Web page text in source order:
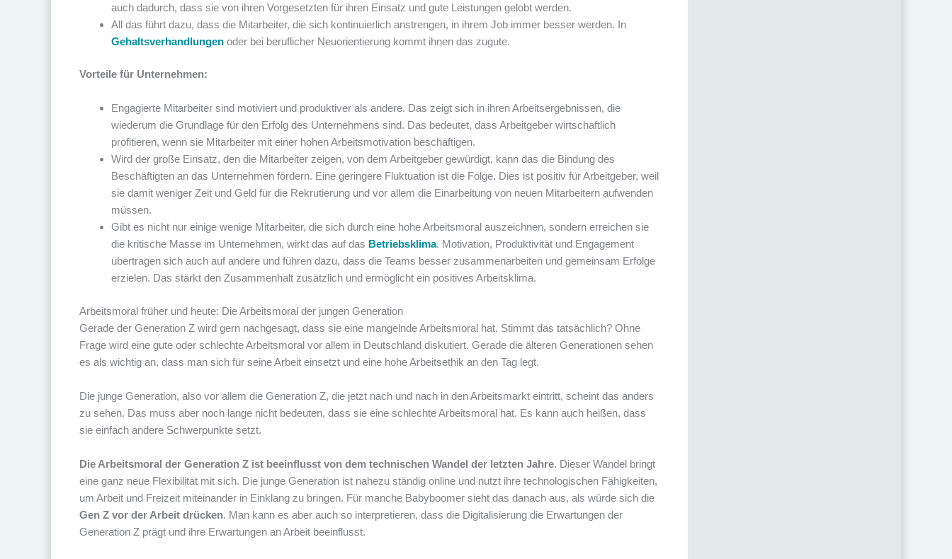
auch dadurch, dass sie von ihren Vorgesetzten für ihren Einsatz und gute Leistungen gelobt werden.
All das führt dazu, dass die Mitarbeiter, die sich kontinuierlich anstrengen, in ihrem Job immer besser werden. In
Gehaltsverhandlungen oder bei beruflicher Neuorientierung kommt ihnen das zugute.
Vorteile für Unternehmen:
Engagierte Mitarbeiter sind motiviert und produktiver als andere. Das zeigt sich in ihren Arbeitsergebnissen, die
wiederum die Grundlage für den Erfolg des Unternehmens sind. Das bedeutet, dass Arbeitgeber wirtschaftlich
profitieren, wenn sie Mitarbeiter mit einer hohen Arbeitsmotivation beschäftigen.
Wird der große Einsatz, den die Mitarbeiter zeigen, von dem Arbeitgeber gewürdigt, kann das die Bindung des
Beschäftigten an das Unternehmen fördern. Eine geringere Fluktuation ist die Folge. Dies ist positiv für Arbeitgeber, weil
sie damit weniger Zeit und Geld für die Rekrutierung und vor allem die Einarbeitung von neuen Mitarbeitern aufwenden
müssen.
Gibt es nicht nur einige wenige Mitarbeiter, die sich durch eine hohe Arbeitsmoral auszeichnen, sondern erreichen sie
die kritische Masse im Unternehmen, wirkt das auf das Betriebsklima. Motivation, Produktivität und Engagement
übertragen sich auch auf andere und führen dazu, dass die Teams besser zusammenarbeiten und gemeinsam Erfolge
erzielen. Das stärkt den Zusammenhalt zusätzlich und ermöglicht ein positives Arbeitsklima.
Arbeitsmoral früher und heute: Die Arbeitsmoral der jungen Generation
Gerade der Generation Z wird gern nachgesagt, dass sie eine mangelnde Arbeitsmoral hat. Stimmt das tatsächlich? Ohne
Frage wird eine gute oder schlechte Arbeitsmoral vor allem in Deutschland diskutiert. Gerade die älteren Generationen sehen
es als wichtig an, dass man sich für seine Arbeit einsetzt und eine hohe Arbeitsethik an den Tag legt.
Die junge Generation, also vor allem die Generation Z, die jetzt nach und nach in den Arbeitsmarkt eintritt, scheint das anders
zu sehen. Das muss aber noch lange nicht bedeuten, dass sie eine schlechte Arbeitsmoral hat. Es kann auch heißen, dass
sie einfach andere Schwerpunkte setzt.
Die Arbeitsmoral der Generation Z ist beeinflusst von dem technischen Wandel der letzten Jahre. Dieser Wandel bringt
eine ganz neue Flexibilität mit sich. Die junge Generation ist nahezu ständig online und nutzt ihre technologischen Fähigkeiten,
um Arbeit und Freizeit miteinander in Einklang zu bringen. Für manche Babyboomer sieht das danach aus, als würde sich die
Gen Z vor der Arbeit drücken. Man kann es aber auch so interpretieren, dass die Digitalisierung die Erwartungen der
Generation Z prägt und ihre Erwartungen an Arbeit beeinflusst.